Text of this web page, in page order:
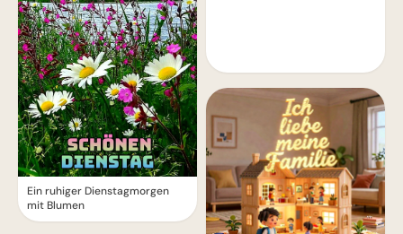
Ein ruhiger Dienstagmorgen
mit Blumen